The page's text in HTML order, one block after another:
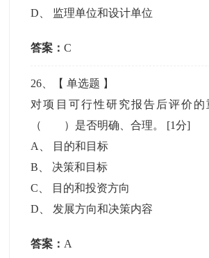
D
监理单位和设计单位
答案：C
26 、【单选题 】
对项目可行性研究报告后评价的
（ ）是否明确、合理。 [1分]
A
目的和目标
B
决策和目标
C
目的和投资方向
D
发展方向和决策内容
答案： A